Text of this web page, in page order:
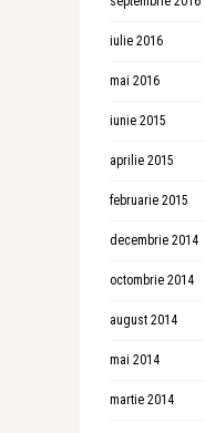
iulie 2016
mai 2016
iunie 2015
aprilie 2015
februarie 2015
decembrie 2014
octombrie 2014
august 2014
mai 2014
martie 2014